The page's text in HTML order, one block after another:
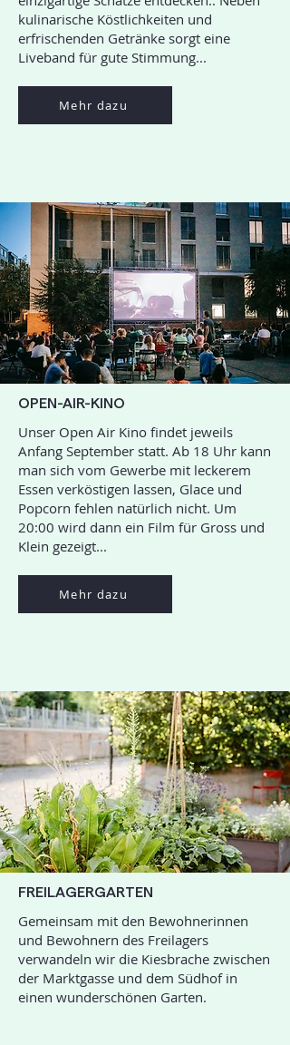
kulinarische Köstlichkeiten und
erfrischenden Getränke sorgt eine
Liveband für gute Stimmung...
Mehr dazu
OPEN-AIR-KINO
Unser Open Air Kino findet jeweils
Anfang September statt. Ab 18 Uhr kann
man sich vom Gewerbe mit leckerem
Essen verköstigen lassen, Glace und
Popcorn fehlen natürlich nicht. Um
20:00 wird dann ein Film für Gross und
Klein gezeigt...
Mehr dazu
FREILAGERGARTEN
Gemeinsam mit den Bewohnerinnen
und Bewohnern des Freilagers
verwandeln wir die Kiesbrache zwischen
der Marktgasse und dem Südhof in
einen wunderschönen Garten.